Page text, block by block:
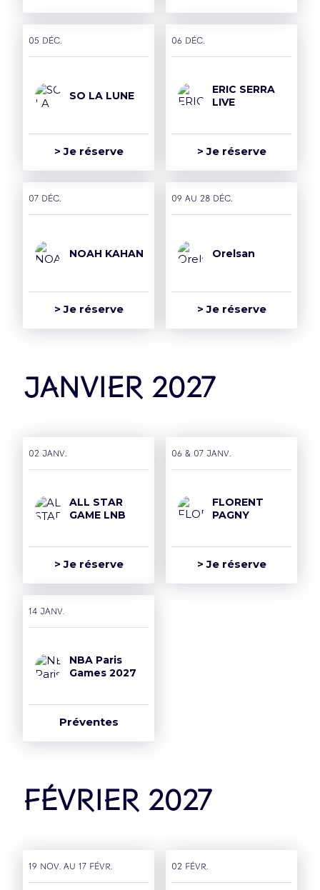
05 déc.
SO LA LUNE
> Je réserve
06 déc.
ERIC SERRA
LIVE
> Je réserve
07 déc.
NOAH KAHAN
> Je réserve
09 AU 28 déc.
Orelsan
> Je réserve
janvier 2027
02 janv.
ALL STAR
GAME LNB
> Je réserve
06 & 07 janv.
FLORENT
PAGNY
> Je réserve
14 janv.
NBA Paris
Games 2027
Préventes
février 2027
19 nov. AU 17 févr. 02 févr.